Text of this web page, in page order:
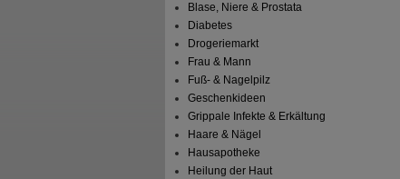
Blase, Niere & Prostata
Diabetes
Drogeriemarkt
Frau & Mann
Fuß- & Nagelpilz
Geschenkideen
Grippale Infekte & Erkältung
Haare & Nägel
Hausapotheke
Heilung der Haut